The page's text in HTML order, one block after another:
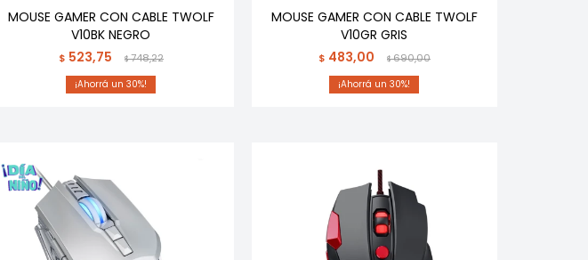
MOUSE GAMER CON CABLE TWOLF
V10BK NEGRO
$ 523,75 $748,22
30
MOUSE GAMER CON CABLE TWOLF
V10GR GRIS
$ 483,00 $690,00
30